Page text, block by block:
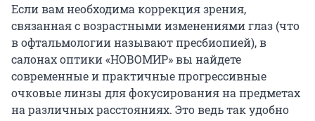
Если вам необходима коррекция зрения,
связанная с возрастными изменениями глаз (что
в офтальмологии называют пресбиопией), в
салонах оптики «НОВОМИР» вы найдете
современные и практичные прогрессивные
очковые линзы для фокусирования на предметах
на различных расстояниях. Это ведь так удобно